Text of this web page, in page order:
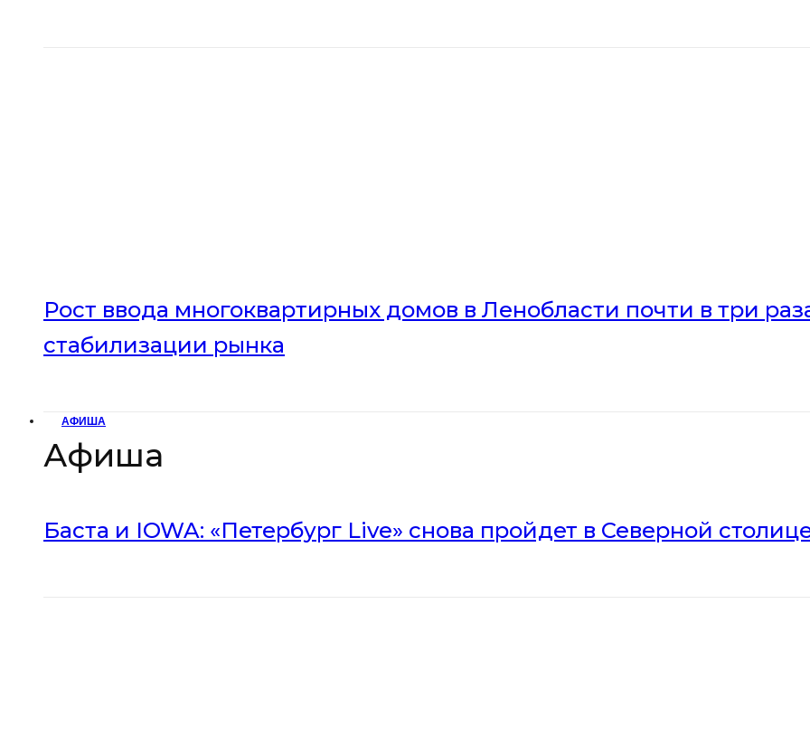
Рост ввода многоквартирных домов в Ленобласти почти в три
стабилизации рынка
АФИША
Афиша
Баста и IOWA: «Петербург Live» снова пройдет в Северной